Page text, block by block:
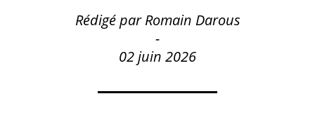
Rédigé par Romain Darous
-
02 juin 2026